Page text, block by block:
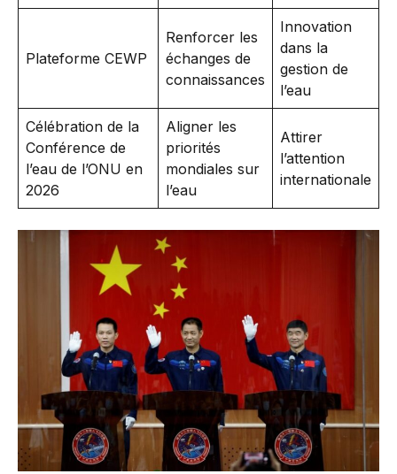
Plateforme CEWP
Renforcer les
échanges de
connaissances
Innovation
dans la
gestion de
l’eau
Célébration de la
Conférence de
l’eau de l’ONU en
2026
Aligner les
priorités
mondiales sur
l’eau
Attirer
l’attention
internationale